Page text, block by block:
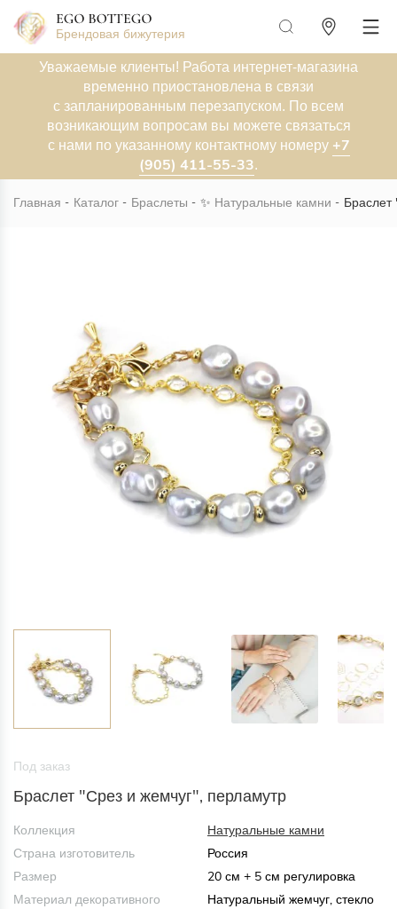
Брендовая бижутерия
Уважаемые клиенты! Работа интернет-магазина
временно приостановлена в связи
с запланированным перезапуском. По всем
возникающим вопросам вы можете связаться
с нами по указанному контактному номеру +7
(905) 411-55-33.
Главная Каталог Браслеты ✨ Натуральные камни Браслет
Под заказ
Браслет "Срез и жемчуг", перламутр
Коллекция
Натуральные камни
Страна изготовитель
Россия
Размер
20 см + 5 см регулировка
Материал декоративного
Натуральный жемчуг, стекло